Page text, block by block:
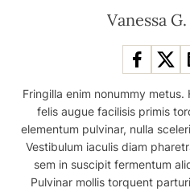
Vanessa
Fringilla enim nonummy
felis augue facilisis primis
elementum pulvinar, nulla
Vestibulum iaculis diam
sem in suscipit fermentum
Pulvinar mollis torquent